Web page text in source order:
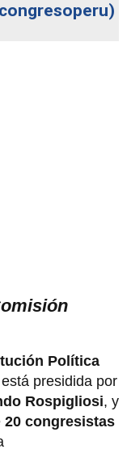
Política
presidida por
Rospigliosi, y
20 congresistas